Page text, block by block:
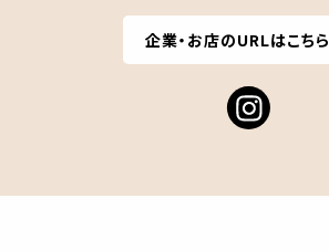
企業・お店のURLはこちら